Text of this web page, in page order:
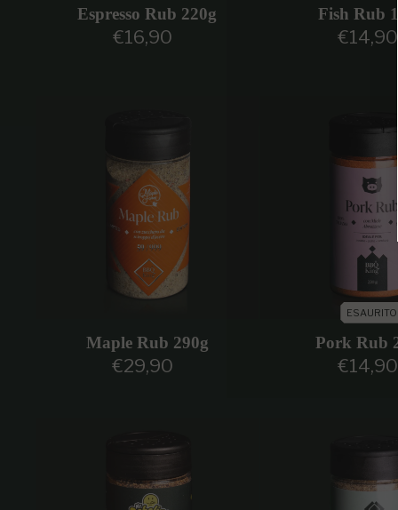
Espresso Rub 220g
Prezzo regolare
€16,90
Fish Rub
Prezzo
€14,90
Maple Rub 290g
Prezzo regolare
€29,90
ESAURITO
Pork Rub
Prezzo
€14,90